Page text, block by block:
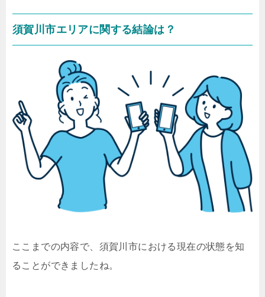
須賀川市エリアに関する結論は？
ここまでの内容で、須賀川市における現在の状態を知
ることができましたね。